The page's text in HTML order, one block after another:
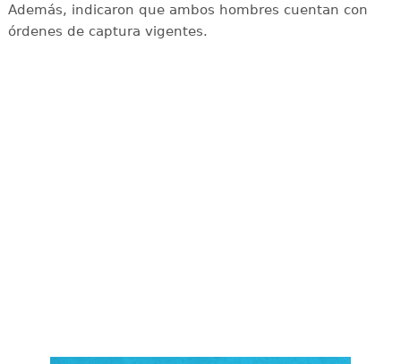
Además, indicaron que ambos hombres cuentan con
órdenes de captura vigentes.